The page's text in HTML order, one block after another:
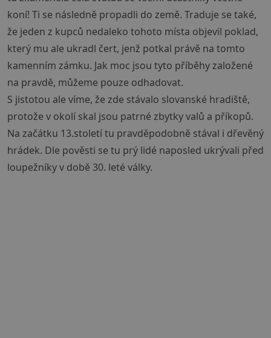
koní! Ti se následně propadli do země. Traduje se také,
že jeden z kupců nedaleko tohoto místa objevil poklad,
který mu ale ukradl čert, jenž potkal právě na tomto
kamenním zámku. Jak moc jsou tyto příběhy založené
na pravdě, můžeme pouze odhadovat.
S jistotou ale víme, že zde stávalo slovanské hradiště,
protože v okolí skal jsou patrné zbytky valů a příkopů.
Na začátku 13.století tu pravděpodobně stával i dřevěný
hrádek. Dle pověsti se tu prý lidé naposled ukrývali před
loupežníky v době 30. leté války.